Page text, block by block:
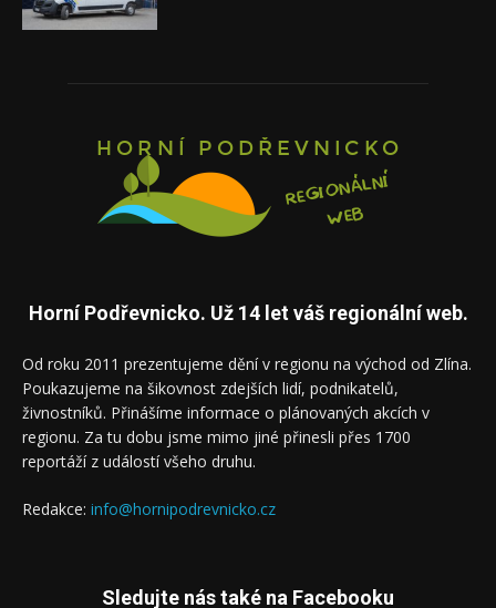
Horní Podřevnicko. Už 14 let váš regionální web.
Od roku 2011 prezentujeme dění v regionu na východ od Zlína.
Poukazujeme na šikovnost zdejších lidí, podnikatelů,
živnostníků. Přinášíme informace o plánovaných akcích v
regionu. Za tu dobu jsme mimo jiné přinesli přes 1700
reportáží z událostí všeho druhu.
Redakce: info@hornipodrevnicko.cz
Sledujte nás také na Facebooku